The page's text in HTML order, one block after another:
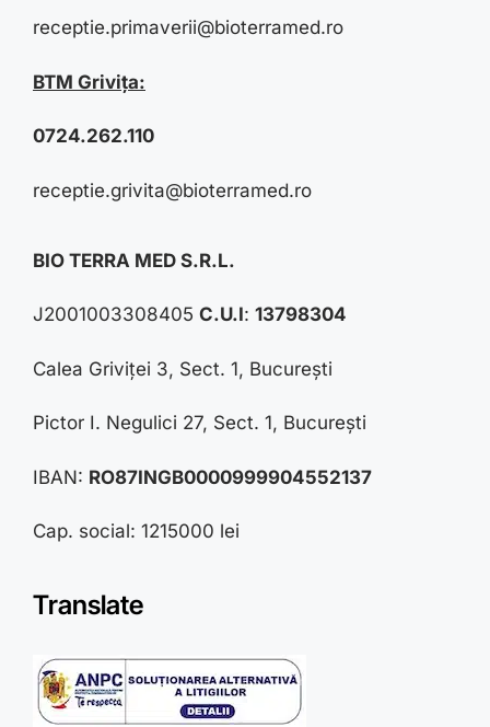
receptie.primaverii@bioterramed.ro
BTM Grivița:
0724.262.110
receptie.grivita@bioterramed.ro
BIO TERRA MED S.R.L.
J2001003308405 C.U.I: 13798304
Calea Griviței 3, Sect. 1, București
Pictor I. Negulici 27, Sect. 1, București
IBAN: RO87INGB0000999904552137
Cap. social: 1215000 lei
Translate